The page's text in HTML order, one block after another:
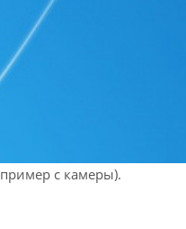
с камеры).